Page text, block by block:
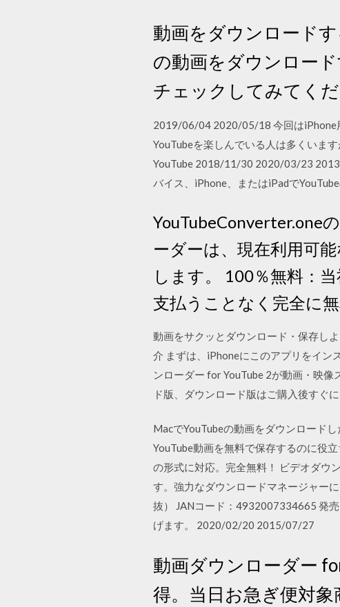
動画をダウンロード
の動画をダウンロー
チェックしてみてく
2019/06/04 2020/05/18 今回はiPhone
YouTubeを楽しんでいる人は多くいま
YouTube 2018/11/30 2020/03/23
バイス、iPhone、またはiPadで
YouTubeConverter.one
ーダーは、現在利用可
します。 100％無料：
支払うことなく完全に
動画をサクッとダウンロード・保存し
介 まずは、iPhoneにこのアプリをイン
ンローダー for YouTube 2が動画・映
ド版、ダウンロード版はご購入後すぐに
MacでYouTubeの動画をダウンロード
YouTube動画を無料で保存するのに役
の形式に対応。完全無料！ ビデオダウ
す。強力なダウンロードマネージャー
抜） JANコード：4932007334665 発
げます。 2020/02/20 2015/07/27
動画ダウンローダー
得。当日お急ぎ便対